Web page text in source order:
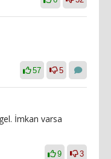
57 5
İmkan varsa
9 3